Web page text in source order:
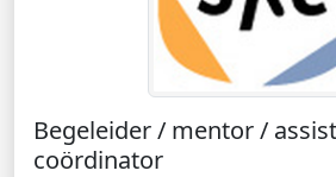
Begeleider / mentor /
coördinator